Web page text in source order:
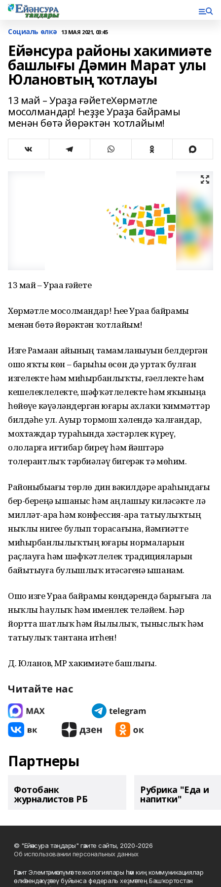
Социаль өлкә 13 МАЯ 2021, 03:45
Ейәнсура районы хакимиәте
башлығы Дәмин Марат улы
Юлановтың ҡотлауы
13 май – Ураҙа ғәйетеХөрмәтле
мосолмандар! Һеҙҙе Ураҙа байрамы
менән бөтә йөрәктән ҡотлайым!
13 май – Ураҙа ғәйете
Хөрмәтле мосолмандар! Һеҙҙе Ураҙа байрамы
менән бөтә йөрәктән ҡотлайым!
Изге Рамаҙан айының тамамланыуын белдергән
ошо яҡты көн – барыһы өсөн дә уртаҡ булған
изгелекте һәм миһырбанлыҡты, ғәҙеллекте һәм
кешелеклелекте, шәфҡәтлелекте һәм яҡыныңа
һөйөүҙе кәүҙәләндергән юғары әхлаҡи ҡиммәттәр
билдәһе ул. Ауыр тормош хәлендә ҡалғандар,
мохтаждар тураһында хәстәрлек күреү,
ололарға иғтибар биреү һәм йәштәрҙә
толерантлыҡ тәрбиәләү бигерәк тә мөһим.
Районыбыҙҙағы төрлө дин вәкилдәре араһындағы
бер-береңә ышаныс һәм аңлашыу киләсәкте лә
милләт-ара һәм конфессия-ара татыулыҡтың
ныҡлы нигеҙе булып торасағына, йәмғиәтте
миһырбанлылыҡтың юғары нормаларын
раҫлауға һәм шәфҡәтлелек традицияларын
байытыуға булышлыҡ итәсәгенә ышанам.
Ошо изге Ураҙа байрамы көндәрендә барығыҙға ла
ныҡлы һаулыҡ һәм именлек теләйем. Һәр
йортта шатлыҡ һәм йылылыҡ, тыныслыҡ һәм
татыулыҡ тантана итһен!
Д. Юланов, МР хакимиәте башлығы.
Читайте нас
Партнеры
Фотобанк
журналистов РБ
Рубрика "Еда и
напитки"
© "Ейәнсура таңдары" гәзите сайты, 2020-2026
Об использовании персональных данных
Гәзит Элемтә, мәғлүмәт технологиялары һәм киң коммуникациялар
өлкәһендә күҙәтеү буйынса федераль хеҙмәттең Башҡортостан